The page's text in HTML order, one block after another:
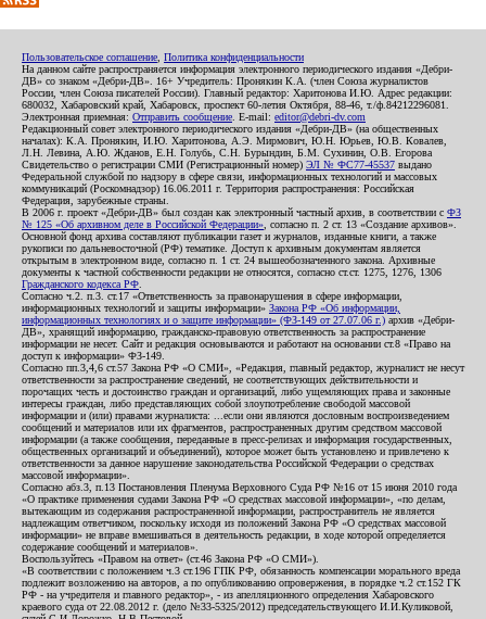
Пользовательское соглашение Политика конфиденциальности
На данном сайте распространяется информация электронного периодического издания «Дебри-
ДВ» со знаком «Дебри-ДВ». 16+ Учредитель: Пронякин К.А. (член Союза журналистов
России, член Союза писателей России). Главный редактор: Харитонова И.Ю. Адрес редакции:
680032, Хабаровский край, Хабаровск, проспект 60-летия Октября, 88-46, т./ф.84212296081.
Электронная приемная: Отправить сообщение . E-mail: editor@debri-dv.com
Редакционный совет электронного периодического издания «Дебри-ДВ» (на общественных
началах): К.А. Пронякин, И.Ю. Харитонова, А.Э. Мирмович, Ю.Н. Юрьев, Ю.В. Ковалев,
Л.Н. Левина, А.Ю. Жданов, Е.Н. Голубь, С.Н. Бурындин, Б.М. Сухинин, О.В. Егорова
Свидетельство о регистрации СМИ (Регистрационный номер) ЭЛ № ФС77-45537 выдано
Федеральной службой по надзору в сфере связи, информационных технологий и массовых
коммуникаций (Роскомнадзор) 16.06.2011 г. Территория распространения: Российская
Федерация, зарубежные страны.
В 2006 г. проект «Дебри-ДВ» был создан как электронный частный архив, в соответствии с ФЗ
№ 125 «Об архивном деле в Российской Федерации» , согласно п. 2 ст. 13 «Создание архивов».
Основной фонд архива составляют публикации газет и журналов, изданные книги, а также
рукописи по дальневосточной (РФ) тематике. Доступ к архивным документам является
открытым в электронном виде, согласно п. 1 ст. 24 вышеобозначенного закона. Архивные
документы к частной собственности редакции не относятся, согласно ст.ст. 1275, 1276, 1306
Гражданского кодекса РФ
Согласно ч.2. п.3. ст.17 «Ответственность за правонарушения в сфере информации,
информационных технологий и защиты информации» Закона РФ «Об информации,
информационных технологиях и о защите информации» (ФЗ-149 от 27.07.06 г.) архив «Дебри-
ДВ», хранящий информацию, гражданско-правовую ответственность за распространение
информации не несет. Сайт и редакция основываются и работают на основании ст.8 «Право на
доступ к информации» ФЗ-149.
Согласно пп.3,4,6 ст.57 Закона РФ «О СМИ», «Редакция, главный редактор, журналист не несут
ответственности за распространение сведений, не соответствующих действительности и
порочащих честь и достоинство граждан и организаций, либо ущемляющих права и законные
интересы граждан, либо представляющих собой злоупотребление свободой массовой
информации и (или) правами журналиста: ...если они являются дословным воспроизведением
сообщений и материалов или их фрагментов, распространенных другим средством массовой
информации (а также сообщения, переданные в пресс-релизах и информация государственных,
общественных организаций и объединений), которое может быть установлено и привлечено к
ответственности за данное нарушение законодательства Российской Федерации о средствах
массовой информации».
Согласно абз.3, п.13 Постановления Пленума Верховного Суда РФ №16 от 15 июня 2010 года
«О практике применения судами Закона РФ «О средствах массовой информации», «по делам,
вытекающим из содержания распространенной информации, распространитель не является
надлежащим ответчиком, поскольку исходя из положений Закона РФ «О средствах массовой
информации» не вправе вмешиваться в деятельность редакции, в ходе которой определяется
содержание сообщений и материалов».
Воспользуйтесь «Правом на ответ» (ст.46 Закона РФ «О СМИ»).
«В соответствии с положением ч.3 ст.196 ГПК РФ, обязанность компенсации морального вреда
подлежит возложению на авторов, а по опубликованию опровержения, в порядке ч.2 ст.152 ГК
РФ - на учредителя и главного редактор», - из апелляционного определения Хабаровского
краевого суда от 22.08.2012 г. (дело №33-5325/2012) председательствующего И.И.Куликовой,